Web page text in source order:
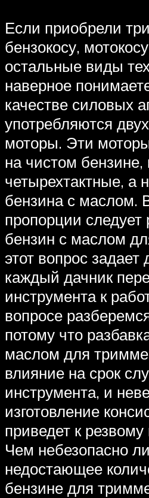
Если приобрели
бензокосу,
остальные виды
наверное
качестве силовых
употребляются
моторы. Эти
на чистом бензине,
четырехтактные, а
бензина с маслом.
пропорции следует
бензин с маслом
этот вопрос задает
каждый дачник
инструмента к
вопросе
потому что
маслом для
влияние на срок
инструмента, и
изготовление
приведет к
Чем небезопасно
недостающее
бензине для